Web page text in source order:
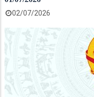
02/07/2026